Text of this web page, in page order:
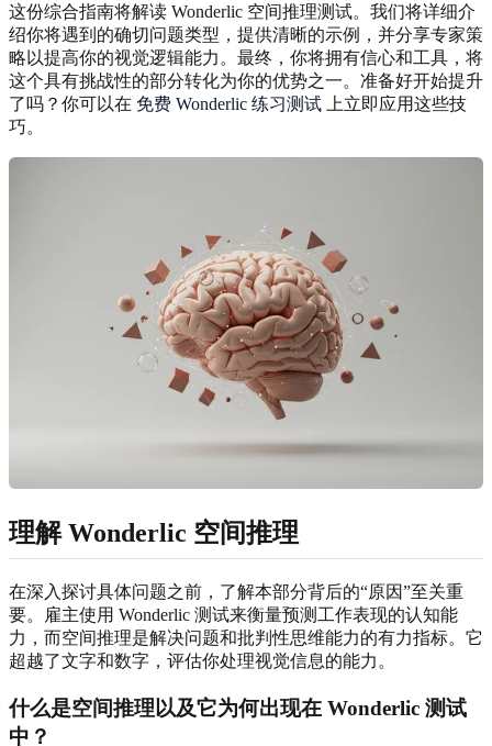
这份综合指南将解读 Wonderlic 空间推理测试。我们将详细介
绍你将遇到的确切问题类型，提供清晰的示例，并分享专家策
略以提高你的视觉逻辑能力。最终，你将拥有信心和工具，将
这个具有挑战性的部分转化为你的优势之一。准备好开始提升
了吗？你可以在 免费 Wonderlic 练习测试 上立即应用这些技
巧。
理解 Wonderlic 空间推理
在深入探讨具体问题之前，了解本部分背后的“原因”至关重
要。雇主使用 Wonderlic 测试来衡量预测工作表现的认知能
力，而空间推理是解决问题和批判性思维能力的有力指标。它
超越了文字和数字，评估你处理视觉信息的能力。
什么是空间推理以及它为何出现在 Wonderlic 测试
中？